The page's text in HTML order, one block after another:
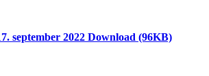
september 2022 Download (96KB)